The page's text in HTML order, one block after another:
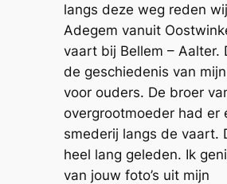
langs deze weg reden
Adegem vanuit
vaart bij Bellem – Aalter.
de geschiedenis van
voor ouders. De broer
overgrootmoeder had er
smederij langs de vaart.
heel lang geleden. Ik
van jouw foto’s uit mijn